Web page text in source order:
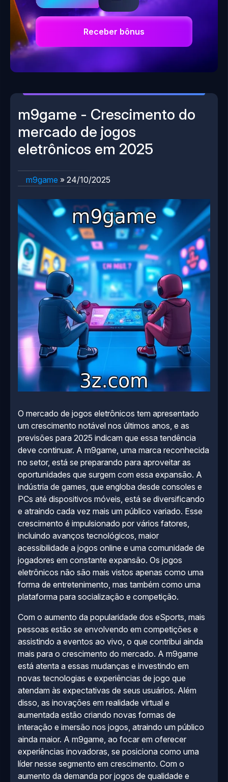
Receber bônus
m9game - Crescimento do
mercado de jogos
eletrônicos em 2025
m9game » 24/10/2025
O mercado de jogos eletrônicos tem apresentado
um crescimento notável nos últimos anos, e as
previsões para 2025 indicam que essa tendência
deve continuar. A m9game, uma marca reconhecida
no setor, está se preparando para aproveitar as
oportunidades que surgem com essa expansão. A
indústria de games, que engloba desde consoles e
PCs até dispositivos móveis, está se diversificando
e atraindo cada vez mais um público variado. Esse
crescimento é impulsionado por vários fatores,
incluindo avanços tecnológicos, maior
acessibilidade a jogos online e uma comunidade de
jogadores em constante expansão. Os jogos
eletrônicos não são mais vistos apenas como uma
forma de entretenimento, mas também como uma
plataforma para socialização e competição.
Com o aumento da popularidade dos eSports, mais
pessoas estão se envolvendo em competições e
assistindo a eventos ao vivo, o que contribui ainda
mais para o crescimento do mercado. A m9game
está atenta a essas mudanças e investindo em
novas tecnologias e experiências de jogo que
atendam às expectativas de seus usuários. Além
disso, as inovações em realidade virtual e
aumentada estão criando novas formas de
interação e imersão nos jogos, atraindo um público
ainda maior. A m9game, ao focar em oferecer
experiências inovadoras, se posiciona como uma
líder nesse segmento em crescimento. Com o
aumento da demanda por jogos de qualidade e